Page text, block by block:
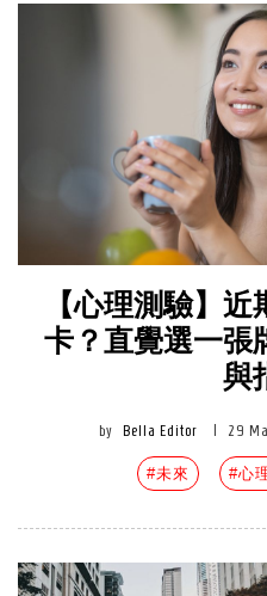
【心理測驗】
卡？直覺選一張
與
by Bella Editor 29
#未來 #心